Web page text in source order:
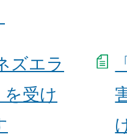
ズエラ
を受け